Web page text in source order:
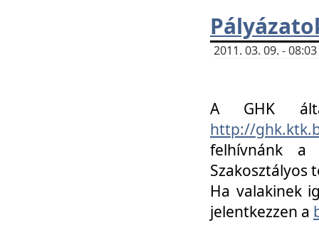
2011. 03. 09. -
A GHK
http://
felhívnánk a
Szakosztályos
Ha valakinek
jelentkezzen a